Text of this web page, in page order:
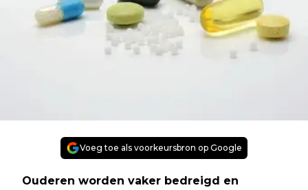
Voeg toe als voorkeursbron op Google
Ouderen worden vaker bedreigd en